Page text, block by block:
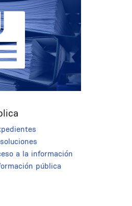
a la información
pública